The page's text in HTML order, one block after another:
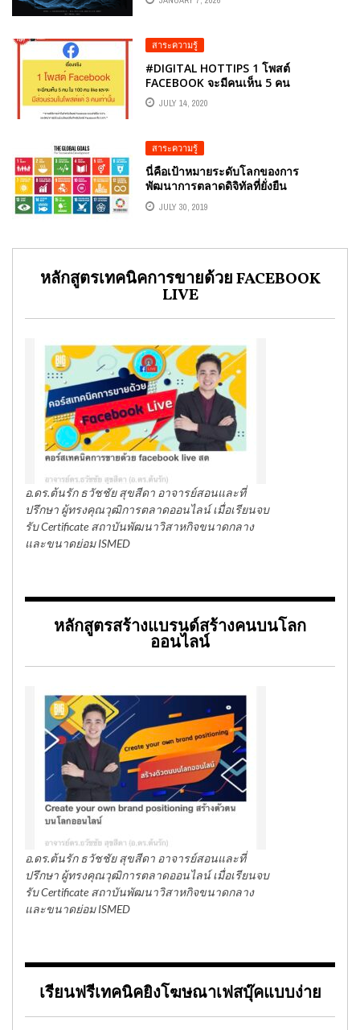
สาระความรู้
#DIGITAL HOTTIPS 1 โพสต์
FACEBOOK จะมีคนเห็น 5 คน
JULY 14, 2020
สาระความรู้
นี่คือเป้าหมายระดับโลกของการ
พัฒนาการตลาดดิจิทัลที่ยั่งยืน
JULY 30, 2019
หลักสูตรเทคนิคการขายด้วย FACEBOOK
LIVE
อ.ดร.ต้นรัก ธวัชชัย สุขสีดา อาจารย์สอนและที่
ปรึกษา ผู้ทรงคุณวุฒิการตลาดออนไลน์ เมื่อเรียนจบ
รับ Certificate สถาบันพัฒนาวิสาหกิจขนาดกลาง
และขนาดย่อม ISMED
หลักสูตรสร้างแบรนด์สร้างคนบนโลก
ออนไลน์
อ.ดร.ต้นรัก ธวัชชัย สุขสีดา อาจารย์สอนและที่
ปรึกษา ผู้ทรงคุณวุฒิการตลาดออนไลน์ เมื่อเรียนจบ
รับ Certificate สถาบันพัฒนาวิสาหกิจขนาดกลาง
และขนาดย่อม ISMED
เรียนฟรีเทคนิคยิงโฆษณาเฟสบุ๊คแบบง่าย